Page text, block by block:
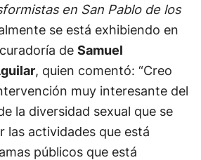
en San Pablo de los
se está exhibiendo en
de Samuel
, quien comentó: “Creo
muy interesante del
la diversidad sexual que se
las actividades que está
públicos que está